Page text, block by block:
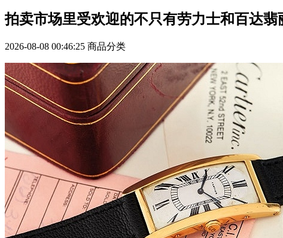
拍卖市场里受欢迎的不只有劳力士和百达翡
2026-08-08 00:46:25 商品分类